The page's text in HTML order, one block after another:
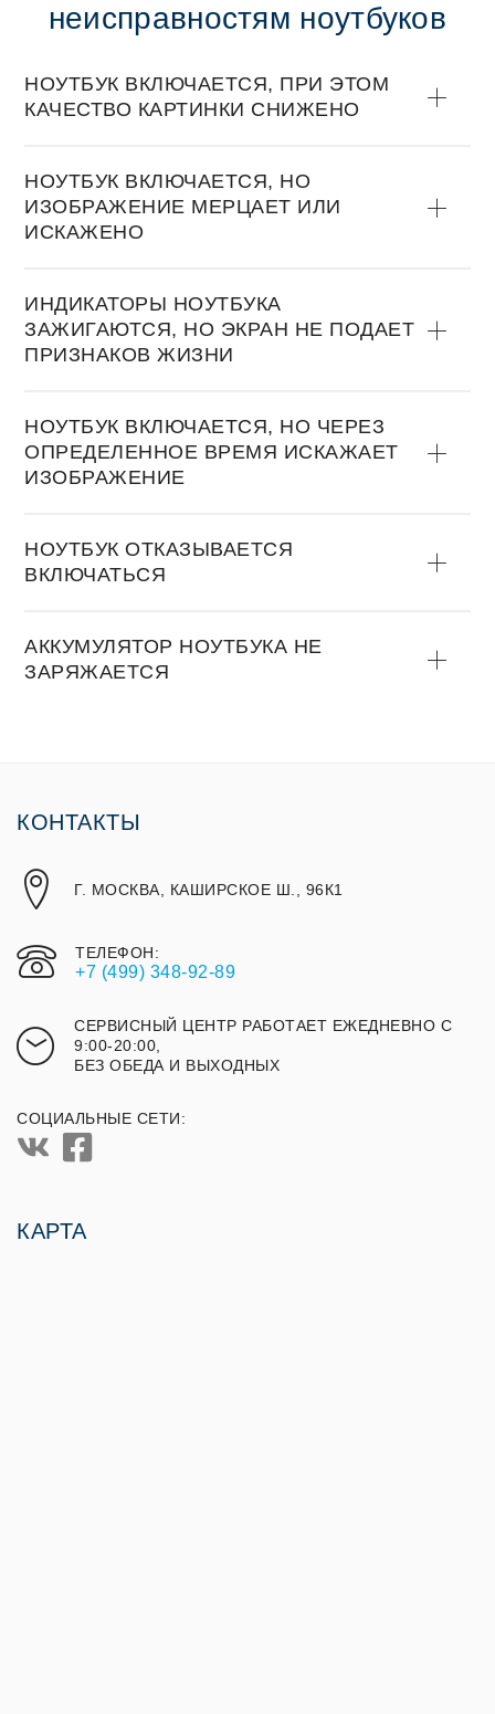
неисправностям ноутбуков
НОУТБУК ВКЛЮЧАЕТСЯ, ПРИ ЭТОМ
КАЧЕСТВО КАРТИНКИ СНИЖЕНО
НОУТБУК ВКЛЮЧАЕТСЯ, НО
ИЗОБРАЖЕНИЕ МЕРЦАЕТ ИЛИ
ИСКАЖЕНО
ИНДИКАТОРЫ НОУТБУКА
ЗАЖИГАЮТСЯ, НО ЭКРАН НЕ ПОДАЕТ
ПРИЗНАКОВ ЖИЗНИ
НОУТБУК ВКЛЮЧАЕТСЯ, НО ЧЕРЕЗ
ОПРЕДЕЛЕННОЕ ВРЕМЯ ИСКАЖАЕТ
ИЗОБРАЖЕНИЕ
НОУТБУК ОТКАЗЫВАЕТСЯ
ВКЛЮЧАТЬСЯ
АККУМУЛЯТОР НОУТБУКА НЕ
ЗАРЯЖАЕТСЯ
КОНТАКТЫ
Г. МОСКВА, КАШИРСКОЕ Ш., 96К1
ТЕЛЕФОН:
+7 (499) 348-92-89
СЕРВИСНЫЙ ЦЕНТР РАБОТАЕТ ЕЖЕДНЕВНО С
9:00-20:00,
БЕЗ ОБЕДА И ВЫХОДНЫХ
СОЦИАЛЬНЫЕ СЕТИ:
КАРТА